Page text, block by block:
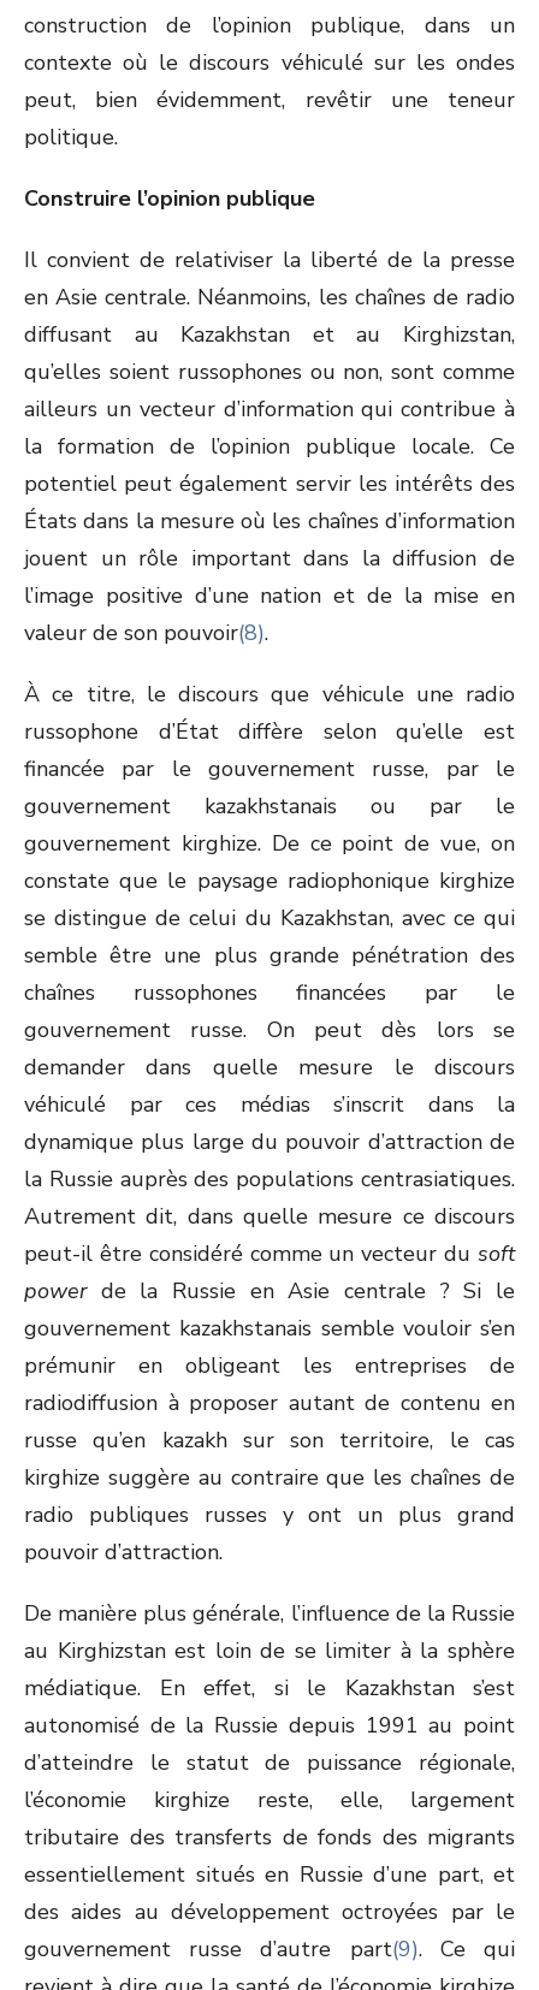
construction de l’opinion publique, dans un
contexte où le discours véhiculé sur les ondes
peut, bien évidemment, revêtir une teneur
politique.
Construire l’opinion publique
Il convient de relativiser la liberté de la presse
en Asie centrale. Néanmoins, les chaînes de radio
diffusant au Kazakhstan et au Kirghizstan,
qu’elles soient russophones ou non, sont comme
ailleurs un vecteur d’information qui contribue à
la formation de l’opinion publique locale. Ce
potentiel peut également servir les intérêts des
États dans la mesure où les chaînes d’information
jouent un rôle important dans la diffusion de
l’image positive d’une nation et de la mise en
valeur de son pouvoir(8).
À ce titre, le discours que véhicule une radio
russophone d’État diffère selon qu’elle est
financée par le gouvernement russe, par le
gouvernement kazakhstanais ou par le
gouvernement kirghize. De ce point de vue, on
constate que le paysage radiophonique kirghize
se distingue de celui du Kazakhstan, avec ce qui
semble être une plus grande pénétration des
chaînes russophones financées par le
gouvernement russe. On peut dès lors se
demander dans quelle mesure le discours
véhiculé par ces médias s’inscrit dans la
dynamique plus large du pouvoir d’attraction de
la Russie auprès des populations centrasiatiques.
Autrement dit, dans quelle mesure ce discours
peut-il être considéré comme un vecteur du soft
powerde la Russie en Asie centrale ? Si le
gouvernement kazakhstanais semble vouloir s’en
prémunir en obligeant les entreprises de
radiodiffusion à proposer autant de contenu en
russe qu’en kazakh sur son territoire, le cas
kirghize suggère au contraire que les chaînes de
radio publiques russes y ont un plus grand
pouvoir d’attraction.
De manière plus générale, l’influence de la Russie
au Kirghizstan est loin de se limiter à la sphère
médiatique. En effet, si le Kazakhstan s’est
autonomisé de la Russie depuis 1991 au point
d’atteindre le statut de puissance régionale,
l’économie kirghize reste, elle, largement
tributaire des transferts de fonds des migrants
essentiellement situés en Russie d’une part, et
des aides au développement octroyées par le
gouvernement russe d’autre part(9). Ce qui